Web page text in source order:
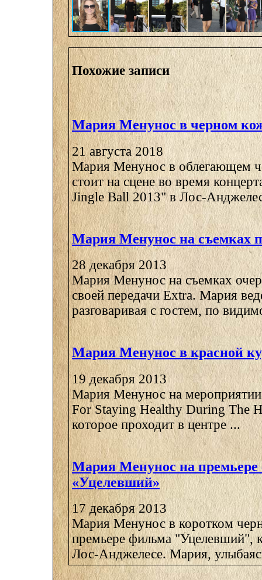
Похожие записи
Мария Менунос в черном
21 августа 2018
Мария Менунос в облегающем
стоит на сцене во время
Jingle Ball 2013" в Лос-
Мария Менунос на съемках
28 декабря 2013
Мария Менунос на съемках
своей передачи Extra. Мария
разговаривая с гостем, по
Мария Менунос в красной
19 декабря 2013
Мария Менунос на
For Staying Healthy During The
которое проходит в центре ...
Мария Менунос на
«Уцелевший»
17 декабря 2013
Мария Менунос в коротком
премьере фильма "Уцелевший",
Лос-Анджелесе. Мария,